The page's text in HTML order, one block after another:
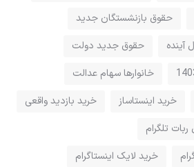
حقوق بازنشستگان جدید
آینده
حقوق جدید دولت
خانوارها سهام عدالت
خرید اینستاساز
خرید بازدید واقعی
ربات تلگرام
خرید لایک اینستاگرام